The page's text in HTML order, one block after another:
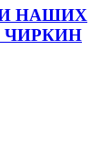
НАШИХ
ЧИРКИН